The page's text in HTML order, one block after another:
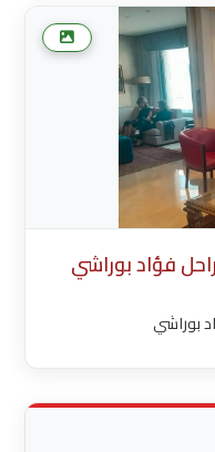
فؤاد بوراشي
بوراشي